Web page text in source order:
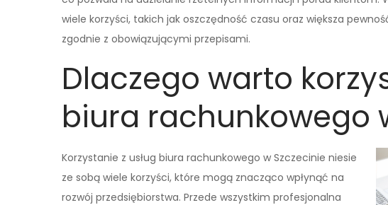
wiele korzyści, takich jak oszczędność czasu oraz większa
zgodnie z obowiązującymi przepisami.
Dlaczego warto
biura rachunkowego
Korzystanie z usług biura rachunkowego w Szczecinie niesie
ze sobą wiele korzyści, które mogą znacząco wpłynąć na
rozwój przedsiębiorstwa. Przede wszystkim profesjonalna